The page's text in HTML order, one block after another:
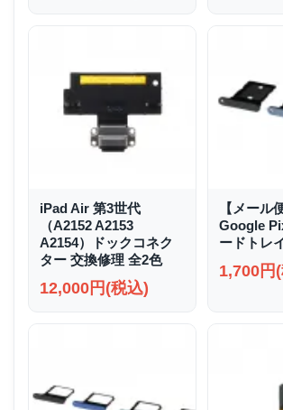
iPad Air 第3世代
（A2152 A2153
A2154）ドックコネク
ター 交換修理 全2色
12,000円(税込)
【メール
Google
ードトレ
1,700円